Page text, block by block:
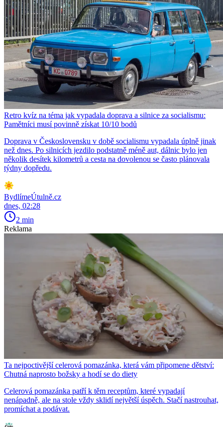
Retro kvíz na téma jak vypadala doprava a silnice za socialismu:
Pamětníci musí povinně získat 10/10 bodů
Doprava v Československu v době socialismu vypadala úplně jinak
než dnes. Po silnicích jezdilo podstatně méně aut, dálnic bylo jen
několik desítek kilometrů a cesta na dovolenou se často plánovala
týdny dopředu.
BydlímeÚtulně.cz
dnes, 02:28
2 min
Reklama
Ta nejpoctivější celerová pomazánka, která vám připomene dětství:
Chutná naprosto božsky a hodí se do diety
Celerová pomazánka patří k těm receptům, které vypadají
nenápadně, ale na stole vždy sklidí největší úspěch. Stačí nastrouhat,
promíchat a podávat.